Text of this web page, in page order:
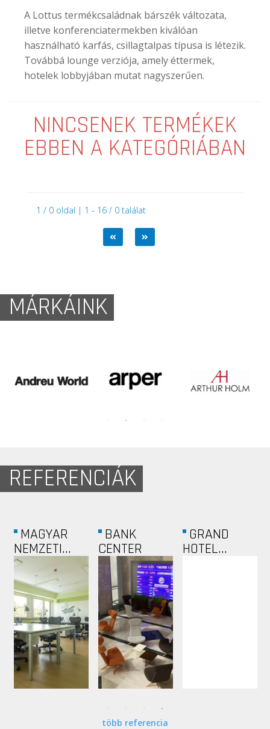
A Lottus termékcsaládnak bárszék változata,
illetve konferenciatermekben kiválóan
használható karfás, csillagtalpas típusa is létezik.
Továbbá lounge verziója, amely éttermek,
hotelek lobbyjában mutat nagyszerűen.
NINCSENEK TERMÉKEK
EBBEN A KATEGÓRIÁBAN
1 / 0 oldal | 1 - 16 / 0 találat
MÁRKÁINK
REFERENCIÁK
MAGYAR
NEMZETI...
BANK
CENTER
GRAND
HOTEL...
több referencia